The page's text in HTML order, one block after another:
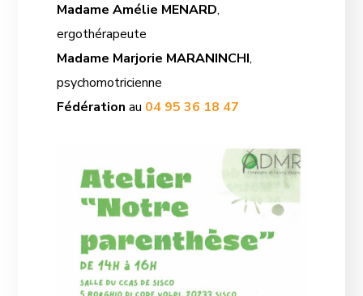
Madame Amélie MENARD,
ergothérapeute
Madame Marjorie MARANINCHI,
psychomotricienne
Fédération au 04 95 36 18 47